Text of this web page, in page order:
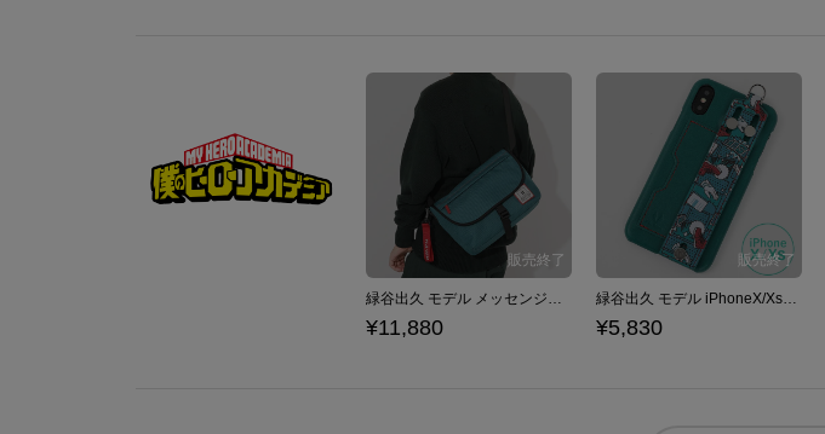
緑谷出久 モデル メッセンジャーバッグ 僕のヒーローアカデミア
¥11,880
緑谷出久 モデル iPhoneX/Xs対応 スマートフォンケース 僕のヒーローアカデミア
¥5,830